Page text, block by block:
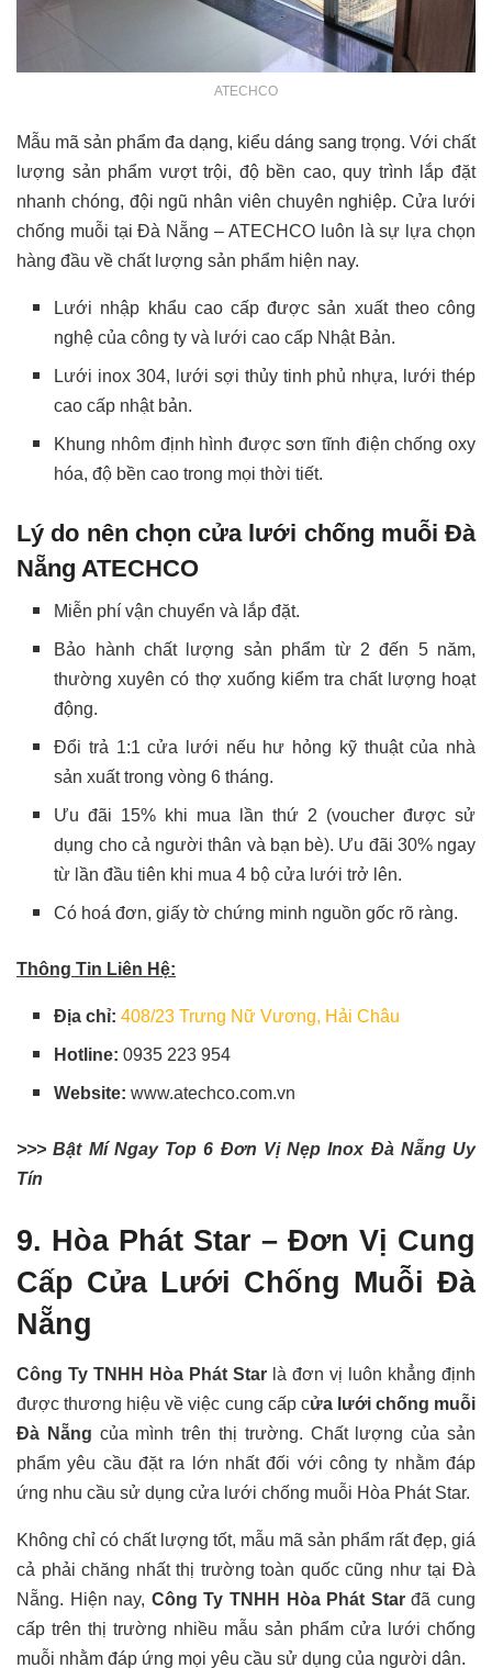
ATECHCO
Mẫu mã sản phẩm đa dạng, kiểu dáng sang trọng. Với chất
lượng sản phẩm vượt trội, độ bền cao, quy trình lắp đặt
nhanh chóng, đội ngũ nhân viên chuyên nghiệp. Cửa lưới
chống muỗi tại Đà Nẵng – ATECHCO luôn là sự lựa chọn
hàng đầu về chất lượng sản phẩm hiện nay.
Lưới nhập khẩu cao cấp được sản xuất theo công
nghệ của công ty và lưới cao cấp Nhật Bản.
Lưới inox 304, lưới sợi thủy tinh phủ nhựa, lưới thép
cao cấp nhật bản.
Khung nhôm định hình được sơn tĩnh điện chống oxy
hóa, độ bền cao trong mọi thời tiết.
Lý do nên chọn cửa lưới chống muỗi Đà
Nẵng ATECHCO
Miễn phí vận chuyển và lắp đặt.
Bảo hành chất lượng sản phẩm từ 2 đến 5 năm,
thường xuyên có thợ xuống kiểm tra chất lượng hoạt
động.
Đổi trả 1:1 cửa lưới nếu hư hỏng kỹ thuật của nhà
sản xuất trong vòng 6 tháng.
Ưu đãi 15% khi mua lần thứ 2 (voucher được sử
dụng cho cả người thân và bạn bè). Ưu đãi 30% ngay
từ lần đầu tiên khi mua 4 bộ cửa lưới trở lên.
Có hoá đơn, giấy tờ chứng minh nguồn gốc rõ ràng.
Thông Tin Liên Hệ:
Địa chỉ:408/23 Trưng Nữ Vương, Hải Châu
Hotline:0935 223 954
Website: www.atechco.com.vn
>>> Bật Mí Ngay Top 6 Đơn Vị Nẹp Inox Đà Nẵng Uy
Tín
9. Hòa Phát Star – Đơn Vị Cung
Cấp Cửa Lưới Chống Muỗi Đà
Nẵng
Công Ty TNHH Hòa Phát Star là đơn vị luôn khẳng định
được thương hiệu về việc cung cấp cửa lưới chống muỗi
Đà Nẵng của mình trên thị trường. Chất lượng của sản
phẩm yêu cầu đặt ra lớn nhất đối với công ty nhằm đáp
ứng nhu cầu sử dụng cửa lưới chống muỗi Hòa Phát Star.
Không chỉ có chất lượng tốt, mẫu mã sản phẩm rất đẹp, giá
cả phải chăng nhất thị trường toàn quốc cũng như tại Đà
Nẵng. Hiện nay, Công Ty TNHH Hòa Phát Starđã cung
cấp trên thị trường nhiều mẫu sản phẩm cửa lưới chống
muỗi nhằm đáp ứng mọi yêu cầu sử dụng của người dân.